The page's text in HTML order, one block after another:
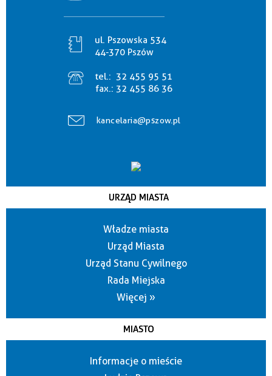
ul. Pszowska 534
44-370 Pszów
tel.: 32 455 95 51
fax.: 32 455 86 36
kancelaria@pszow.pl
URZĄD MIASTA
Władze miasta
Urząd Miasta
Urząd Stanu Cywilnego
Rada Miejska
Więcej »
MIASTO
Informacje o mieście